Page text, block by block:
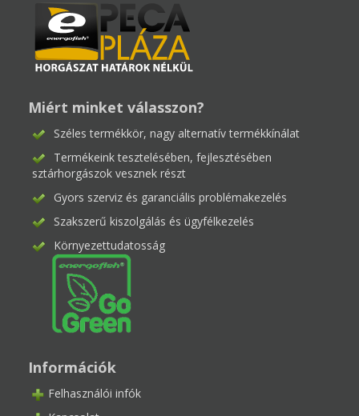
Miért minket válasszon?
Széles termékkör, nagy alternatív termékkínálat
Termékeink tesztelésében, fejlesztésében
sztárhorgászok vesznek részt
Gyors szerviz és garanciális problémakezelés
Szakszerű kiszolgálás és ügyfélkezelés
Környezettudatosság
Információk
Felhasználói infók